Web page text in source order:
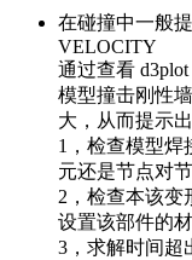
在碰撞中一般
VELOCITY
通过查看
模型撞击刚性
大，从而提示
1，检查模型焊
元还是节点对
2，检查本该变
设置该部件的
3，求解时间超